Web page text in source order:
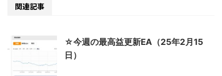
関連記事
☆今週の最高益更新EA（25年2月15
日）